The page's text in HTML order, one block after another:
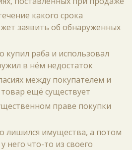
какого срока
заявить об обнаруженных
купил раба и использовал
в нём недостаток
между покупателем и
ещё существует
праве покупки
лишился имущества, а потом
него что-то из своего